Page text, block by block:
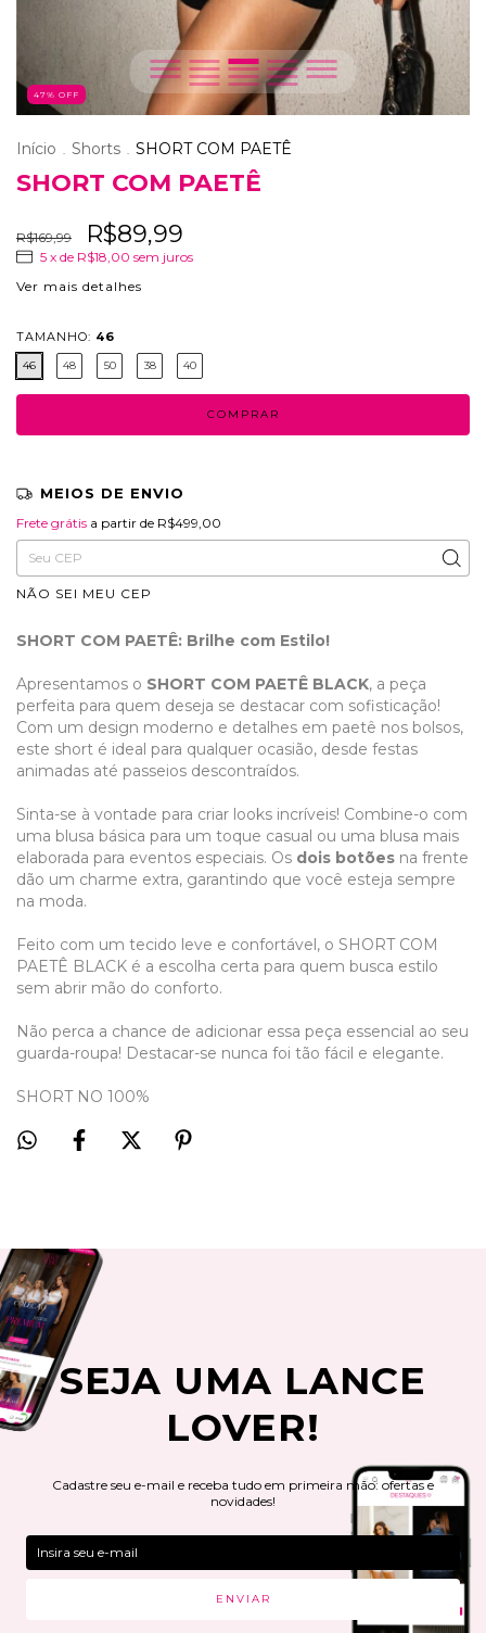
47% OFF
Início . Shorts . SHORT COM PAETÊ
SHORT COM PAETÊ
R$169,99 R$89,99
5 x de R$18,00 sem juros
Ver mais detalhes
TAMANHO: 46
46 48 50 38 40
MEIOS DE ENVIO
R$499,00
Entregas para o CEP: ALTERAR CEP
Frete grátis a partir de R$499,00
NÃO SEI MEU CEP
SHORT COM PAETÊ: Brilhe com Estilo!
Apresentamos o SHORT COM PAETÊ BLACK, a peça
perfeita para quem deseja se destacar com sofisticação!
Com um design moderno e detalhes em paetê nos bolsos,
este short é ideal para qualquer ocasião, desde festas
animadas até passeios descontraídos.
Sinta-se à vontade para criar looks incríveis! Combine-o com
uma blusa básica para um toque casual ou uma blusa mais
elaborada para eventos especiais. Os dois botões na frente
dão um charme extra, garantindo que você esteja sempre
na moda.
Feito com um tecido leve e confortável, o SHORT COM
PAETÊ BLACK é a escolha certa para quem busca estilo
sem abrir mão do conforto.
Não perca a chance de adicionar essa peça essencial ao seu
guarda-roupa! Destacar-se nunca foi tão fácil e elegante.
SHORT NO 100%
SEJA UMA LANCE
LOVER!
Cadastre seu e-mail e receba tudo em primeira mão: ofertas e
novidades!